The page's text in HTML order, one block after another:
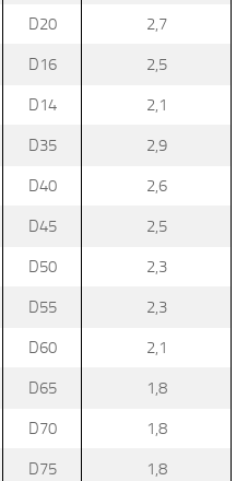
D20 2,7
D16 2,5
D14 2,1
D35 2,9
D40 2,6
D45 2,5
D50 2,3
D55 2,3
D60 2,1
D65 1,8
D70 1,8
D75 1,8